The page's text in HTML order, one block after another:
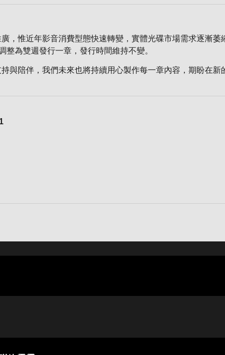
，惟近年影音消費型態快速轉變，實體光碟市場需求逐漸
整為雙週發行一章，發行時間維持不變。
與陪伴，我們未來也將持續用心製作每一章內容，期盼在